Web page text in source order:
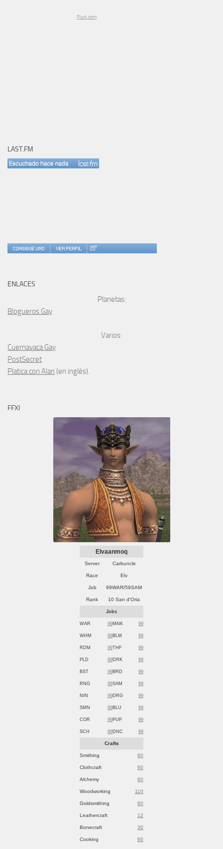
Plurk.com
LAST.FM
ENLACES
Planetas:
Blogueros Gay
Varios:
Cuernavaca Gay
PostSecret
Platica con Alan (en inglés).
FFXI
Elvaanmoq
Server Carbuncle
Race Elv
Job 99WAR/59SAM
Rank 10 San d'Oria
Jobs
WAR 99MNK 99
WHM 99BLM 99
RDM 99THF 99
PLD 99DRK 99
BST 99BRD 99
RNG 99SAM 99
NIN 99DRG 99
SMN 99BLU 99
COR 99PUP 99
SCH 99DNC 99
Crafts
Smithing 60
Clothcraft 60
Alchemy 60
Woodworking 110
Goldsmithing 60
Leathercraft 12
Bonecraft 30
Cooking 60